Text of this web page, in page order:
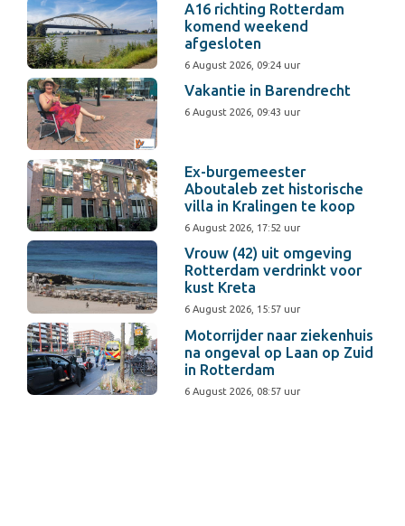
A16 richting Rotterdam
komend weekend
afgesloten
6 August 2026, 09:24 uur
Vakantie in Barendrecht
6 August 2026, 09:43 uur
Ex-burgemeester
Aboutaleb zet historische
villa in Kralingen te koop
6 August 2026, 17:52 uur
Vrouw (42) uit omgeving
Rotterdam verdrinkt voor
kust Kreta
6 August 2026, 15:57 uur
Motorrijder naar ziekenhuis
na ongeval op Laan op Zuid
in Rotterdam
6 August 2026, 08:57 uur